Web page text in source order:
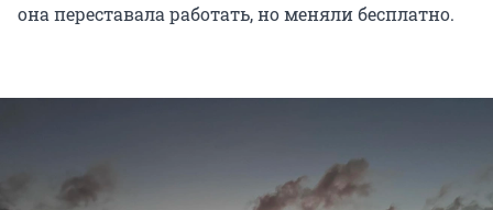
она переставала работать, но меняли бесплатно.